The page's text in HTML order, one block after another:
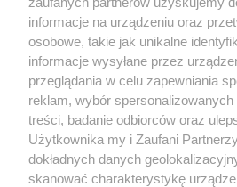
targi
Wernisaże
Więcej
informacje na urządzeniu oraz
osobowe, takie jak unikalne
informacje wysyłane przez
przeglądania w celu zapewniania
reklam, wybór
treści, badanie odbiorców oraz
Użytkownika my i Zaufani
dokładnych danych
skanować charakterystykę